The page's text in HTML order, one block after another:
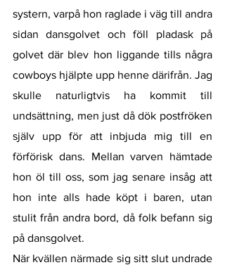
systern, varpå hon raglade i väg till andra
sidan dansgolvet och föll pladask på
golvet där blev hon liggande tills några
cowboys hjälpte upp henne därifrån. Jag
skulle naturligtvis ha kommit till
undsättning, men just då dök postfröken
själv upp för att inbjuda mig till en
förförisk dans. Mellan varven hämtade
hon öl till oss, som jag senare insåg att
hon inte alls hade köpt i baren, utan
stulit från andra bord, då folk befann sig
på dansgolvet.
När kvällen närmade sig sitt slut undrade